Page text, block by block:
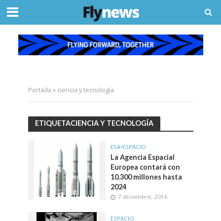
Portada » ciencia y tecnología
ETIQUETACIENCIA Y TECNOLOGÍA
ESA•ESPACIO
La Agencia Espacial
Europea contará con
10.300 millones hasta
2024
7 diciembre, 2016
ESPACIO